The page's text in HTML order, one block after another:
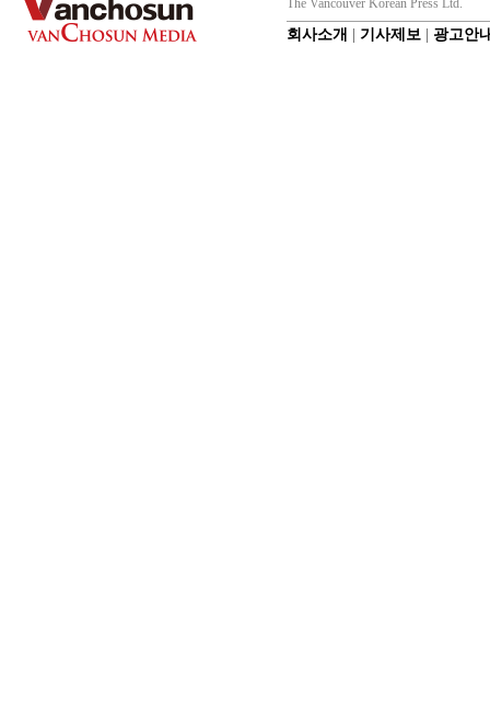
The Vancouver Korean Press Ltd.
회사소개 기사제보 광고안